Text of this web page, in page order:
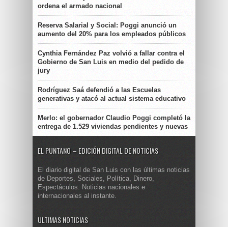
ordena el armado nacional
Reserva Salarial y Social: Poggi anunció un
aumento del 20% para los empleados públicos
Cynthia Fernández Paz volvió a fallar contra el
Gobierno de San Luis en medio del pedido de
jury
Rodríguez Saá defendió a las Escuelas
generativas y atacó al actual sistema educativo
Merlo: el gobernador Claudio Poggi completó la
entrega de 1.529 viviendas pendientes y nuevas
EL PUNTANO – EDICIÓN DIGITAL DE NOTICIAS
El diario digital de San Luis con las últimas noticias
de Deportes, Sociales, Política, Dinero,
Espectáculos. Noticias nacionales e
internacionales al instante.
ULTIMAS NOTICIAS